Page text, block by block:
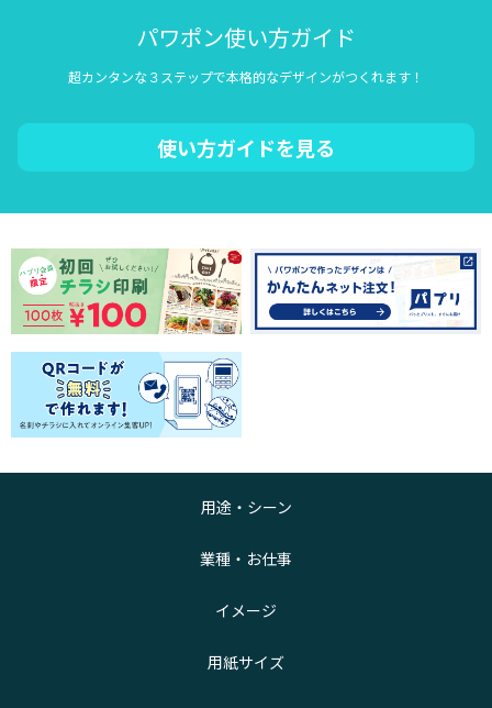
パワポン使い方ガイド
超カンタンな３ステップで本格的なデザインがつくれます！
使い方ガイドを見る
用途・シーン
業種・お仕事
イメージ
用紙サイズ